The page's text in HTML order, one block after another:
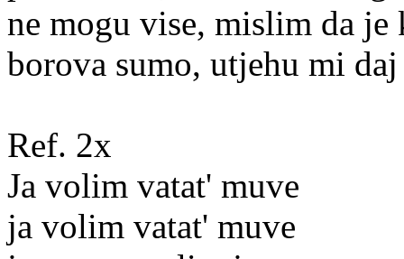
ne mogu vise, mislim da je
borova sumo, utjehu mi daj
Ref. 2x
Ja volim vatat' muve
ja volim vatat' muve